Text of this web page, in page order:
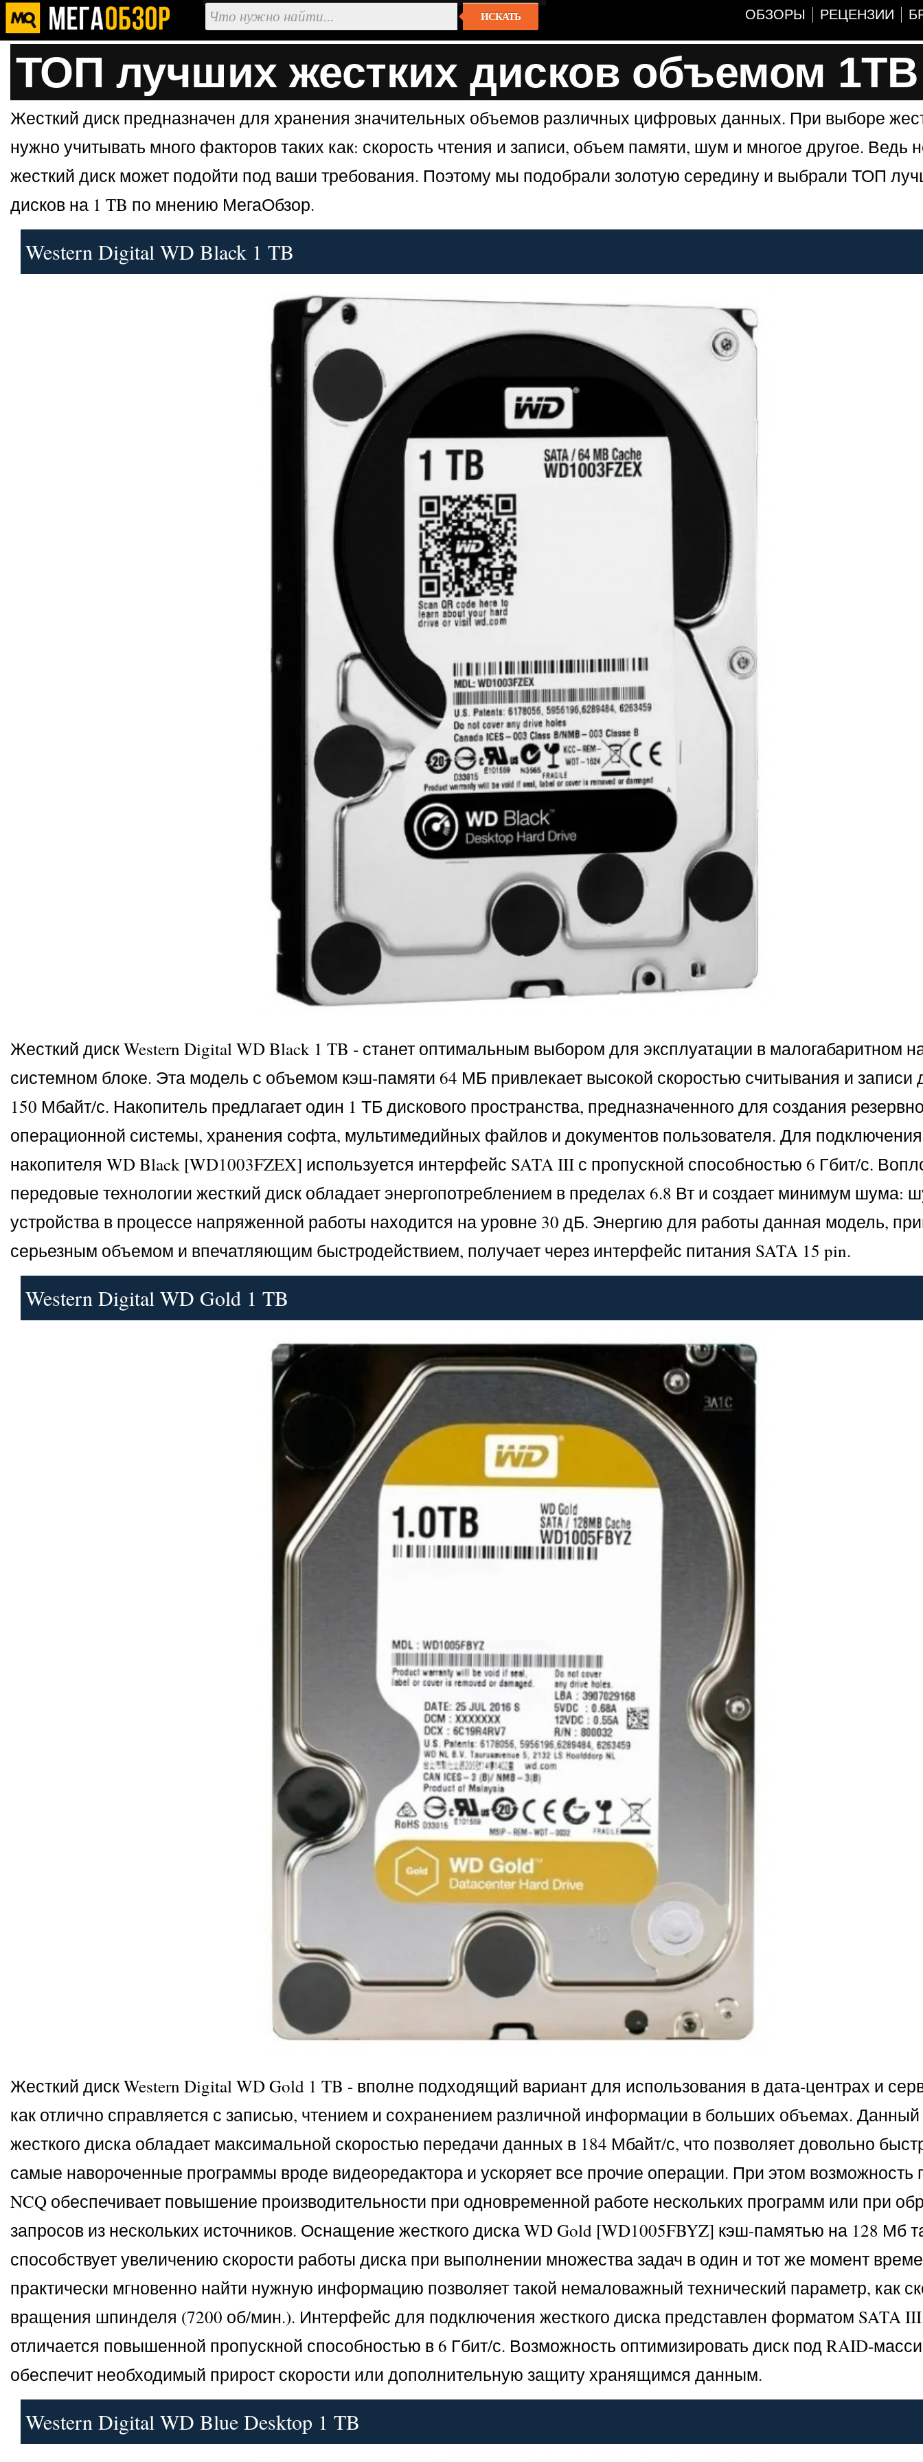
ИСКАТЬ ОБЗОРЫ РЕЦЕНЗИИ
ТОП лучших жестких дисков объемом 1TB
Жесткий диск предназначен для хранения значительных объемов различных цифровых данных. При выборе
нужно учитывать много факторов таких как: скорость чтения и записи, объем памяти, шум и многое другое. Ведь
жесткий диск может подойти под ваши требования. Поэтому мы подобрали золотую середину и выбрали ТОП
дисков на 1 TB по мнению МегаОбзор.
Western Digital WD Black 1 TB
Жесткий диск Western Digital WD Black 1 TB - станет оптимальным выбором для эксплуатации в малогабаритном
системном блоке. Эта модель с объемом кэш-памяти 64 МБ привлекает высокой скоростью считывания и записи
150 Мбайт/с. Накопитель предлагает один 1 ТБ дискового пространства, предназначенного для создания
операционной системы, хранения софта, мультимедийных файлов и документов пользователя. Для
накопителя WD Black [WD1003FZEX] используется интерфейс SATA III с пропускной способностью 6 Гбит/с.
передовые технологии жесткий диск обладает энергопотреблением в пределах 6.8 Вт и создает минимум шума:
устройства в процессе напряженной работы находится на уровне 30 дБ. Энергию для работы данная модель,
серьезным объемом и впечатляющим быстродействием, получает через интерфейс питания SATA 15 pin.
Western Digital WD Gold 1 TB
Жесткий диск Western Digital WD Gold 1 TB - вполне подходящий вариант для использования в дата-центрах и
как отлично справляется с записью, чтением и сохранением различной информации в больших объемах. Данный
жесткого диска обладает максимальной скоростью передачи данных в 184 Мбайт/с, что позволяет довольно
самые навороченные программы вроде видеоредактора и ускоряет все прочие операции. При этом возможность
NCQ обеспечивает повышение производительности при одновременной работе нескольких программ или при
запросов из нескольких источников. Оснащение жесткого диска WD Gold [WD1005FBYZ] кэш-памятью на 128 Мб
способствует увеличению скорости работы диска при выполнении множества задач в один и тот же момент
практически мгновенно найти нужную информацию позволяет такой немаловажный технический параметр, как
вращения шпинделя (7200 об/мин.). Интерфейс для подключения жесткого диска представлен форматом SATA
отличается повышенной пропускной способностью в 6 Гбит/с. Возможность оптимизировать диск под RAID-
обеспечит необходимый прирост скорости или дополнительную защиту хранящимся данным.
Western Digital WD Blue Desktop 1 TB